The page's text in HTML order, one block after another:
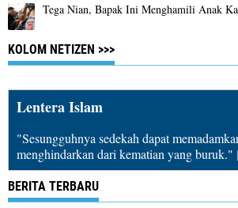
Tega Nian, Bapak Ini Menghamili Anak
KOLOM NETIZEN >>>
Lentera Islam
"Sesungguhnya sedekah dapat
menghindarkan dari kematian yang
BERITA TERBARU